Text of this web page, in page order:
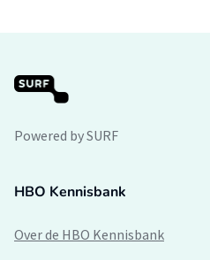
Powered by SURF
HBO Kennisbank
Over de HBO Kennisbank